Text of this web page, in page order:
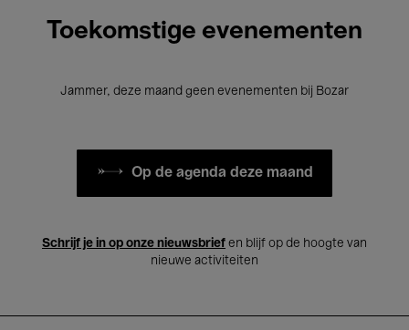
Toekomstige evenementen
Jammer, deze maand geen evenementen bij Bozar
Op de agenda deze maand
Schrijf je in op onze nieuwsbrief en blijf op de hoogte van
nieuwe activiteiten